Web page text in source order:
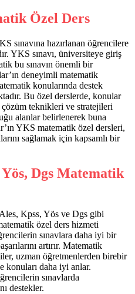
Özel Ders
sınavına hazırlanan öğrencilere
YKS sınavı, üniversiteye giriş
bu sınavın önemli bir
deneyimli matematik
konularında destek
Bu özel derslerde, konular
çözüm teknikleri ve stratejileri
alanlar belirlenerek buna
YKS matematik özel dersleri,
sağlamak için kapsamlı bir
Dgs Matematik
Kpss, Yös ve Dgs gibi
özel ders hizmeti
sınavlara daha iyi bir
artırır. Matematik
uzman öğretmenlerden birebir
konuları daha iyi anlar.
sınavlarda
destekler.